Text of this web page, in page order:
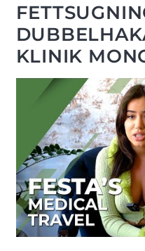
KLINIK